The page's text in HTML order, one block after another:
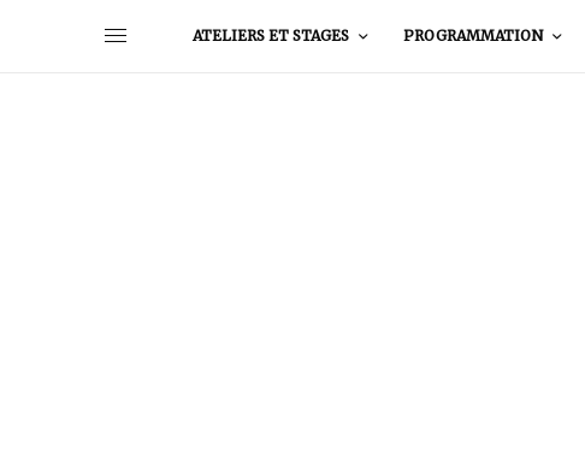
ATELIERS ET STAGES PROGRAMMATION